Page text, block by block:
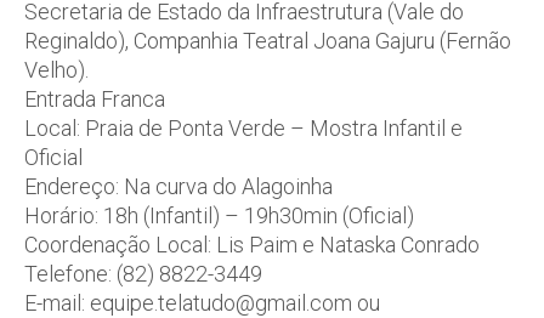
Secretaria de Estado da Infraestrutura (Vale do
Reginaldo), Companhia Teatral Joana Gajuru (Fernão
Velho).
Entrada Franca
Local: Praia de Ponta Verde – Mostra Infantil e
Oficial
Endereço: Na curva do Alagoinha
Horário: 18h (Infantil) – 19h30min (Oficial)
Coordenação Local: Lis Paim e Nataska Conrado
Telefone: (82) 8822-3449
E-mail: equipe.telatudo@gmail.com ou